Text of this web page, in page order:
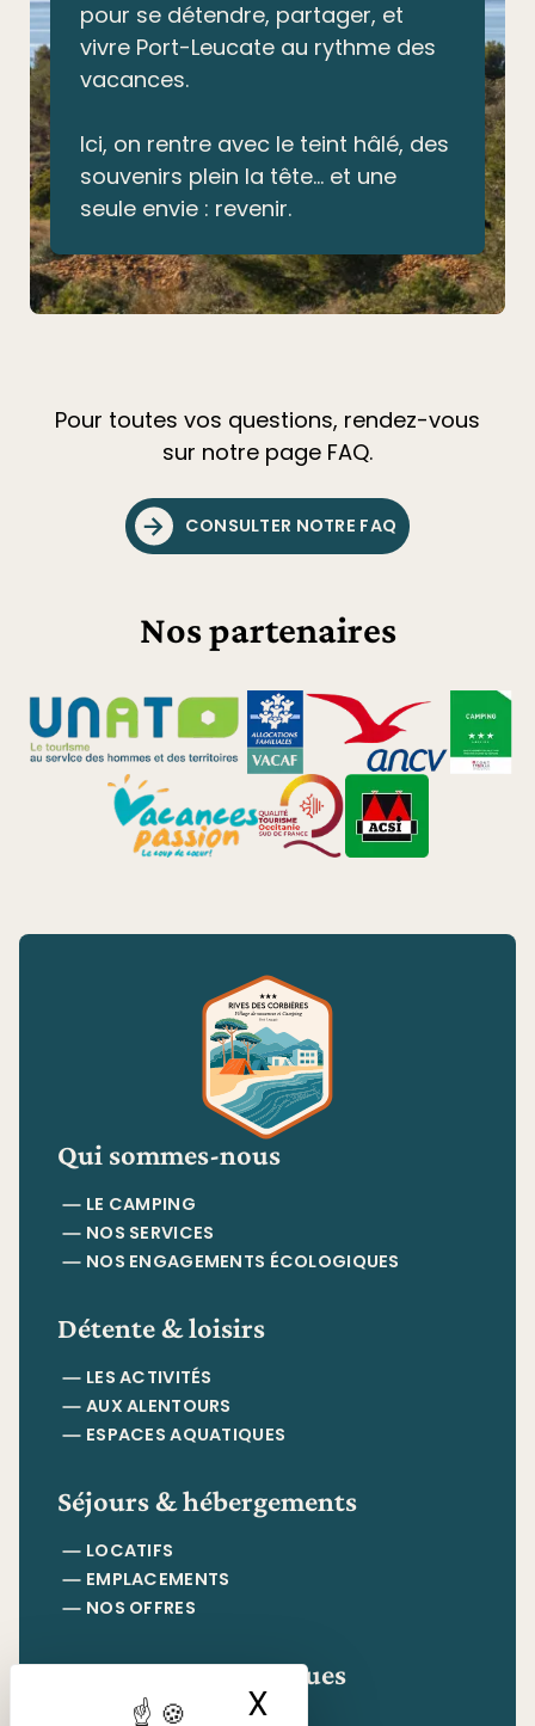
X
pour se détendre, partager, et
vivre Port-Leucate au rythme des
vacances.
Ici, on rentre avec le teint hâlé, des
souvenirs plein la tête… et une
seule envie : revenir.
Pour toutes vos questions, rendez-vous
sur notre page FAQ.
CONSULTER NOTRE FAQ
Nos partenaires
Qui sommes-nous
LE CAMPING
NOS SERVICES
NOS ENGAGEMENTS ÉCOLOGIQUES
Détente & loisirs
LES ACTIVITÉS
AUX ALENTOURS
ESPACES AQUATIQUES
Séjours & hébergements
LOCATIFS
EMPLACEMENTS
NOS OFFRES
Informations pratiques